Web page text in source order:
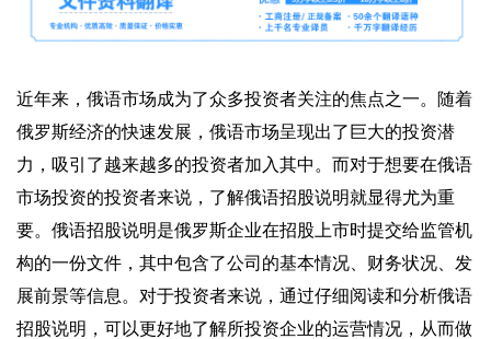
近年来，俄语市场成为了众多投资者关注的焦点之一。随着
俄罗斯经济的快速发展，俄语市场呈现出了巨大的投资潜
力，吸引了越来越多的投资者加入其中。而对于想要在俄语
市场投资的投资者来说，了解俄语招股说明就显得尤为重
要。俄语招股说明是俄罗斯企业在招股上市时提交给监管机
构的一份文件，其中包含了公司的基本情况、财务状况、发
展前景等信息。对于投资者来说，通过仔细阅读和分析俄语
招股说明，可以更好地了解所投资企业的运营情况，从而做